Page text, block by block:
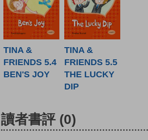
TINA &
FRIENDS 5.4
BEN'S JOY
TINA &
FRIENDS 5.5
THE LUCKY
DIP
讀者書評 (0)